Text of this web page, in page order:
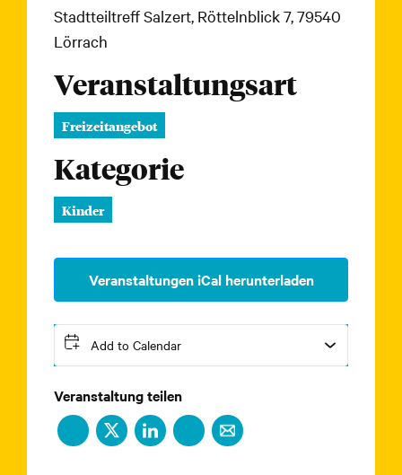
Stadtteiltreff Salzert, Röttelnblick 7, 79540
Lörrach
Veranstaltungsart
Freizeitangebot
Kategorie
Kinder
Veranstaltungen iCal herunterladen
Add to Calendar
Veranstaltung teilen